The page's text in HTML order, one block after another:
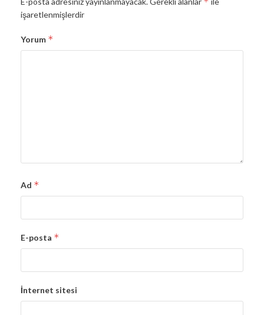
işaretlenmişlerdir
Yorum *
Ad *
E-posta *
İnternet sitesi